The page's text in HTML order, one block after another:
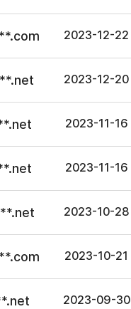
2023-12-22
2023-12-20
2023-11-16
2023-11-16
2023-10-28
2023-10-21
2023-09-30